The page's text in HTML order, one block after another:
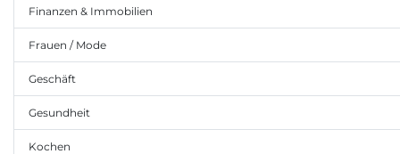
Finanzen & Immobilien
Frauen / Mode
Geschäft
Gesundheit
Kochen